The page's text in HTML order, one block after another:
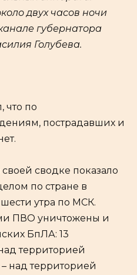
двух часов ночи
губернатора
Голубева.
что по
пострадавших и
сводке показало
по стране в
утра по МСК.
ПВО уничтожены и
БпЛА: 13
территорией
над территорией